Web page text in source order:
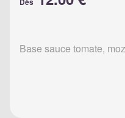
Base sauce tomate,